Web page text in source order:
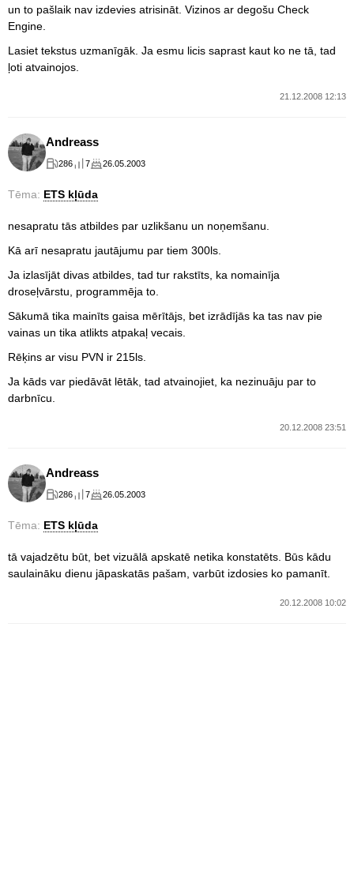
un to pašlaik nav izdevies atrisināt. Vizinos ar degošu Check
Engine.
Lasiet tekstus uzmanīgāk. Ja esmu licis saprast kaut ko ne tā, tad
ļoti atvainojos.
21.12.2008 12:13
Andreass
286 7 26.05.2003
Tēma: ETS kļūda
nesapratu tās atbildes par uzlikšanu un noņemšanu.
Kā arī nesapratu jautājumu par tiem 300ls.
Ja izlasījāt divas atbildes, tad tur rakstīts, ka nomainīja
droseļvārstu, programmēja to.
Sākumā tika mainīts gaisa mērītājs, bet izrādījās ka tas nav pie
vainas un tika atlikts atpakaļ vecais.
Rēķins ar visu PVN ir 215ls.
Ja kāds var piedāvāt lētāk, tad atvainojiet, ka nezinuāju par to
darbnīcu.
20.12.2008 23:51
Andreass
286 7 26.05.2003
Tēma: ETS kļūda
tā vajadzētu būt, bet vizuālā apskatē netika konstatēts. Būs kādu
saulaināku dienu jāpaskatās pašam, varbūt izdosies ko pamanīt.
20.12.2008 10:02